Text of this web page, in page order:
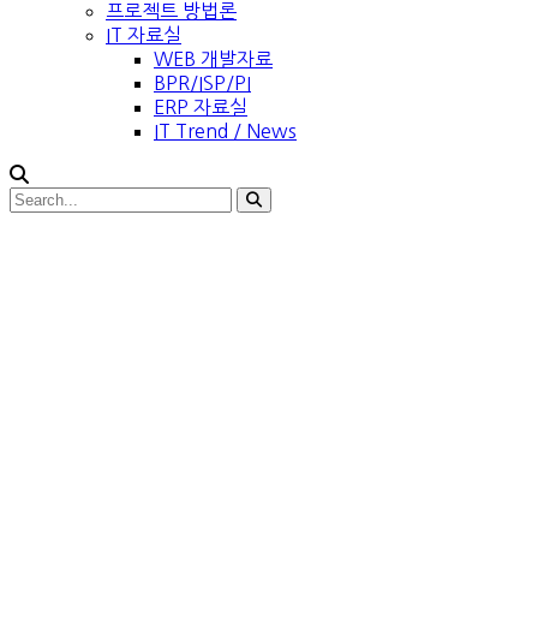
프로젝트 방법론
IT 자료실
WEB 개발자료
BPR/ISP/PI
ERP 자료실
IT Trend / News